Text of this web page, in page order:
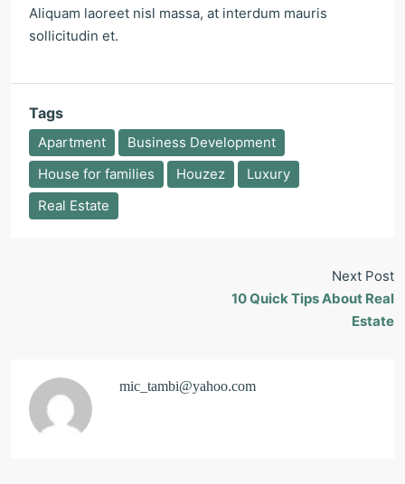
Aliquam laoreet nisl massa, at interdum mauris
sollicitudin et.
Tags
Apartment
Business Development
House for families
Houzez
Luxury
Real Estate
Next Post
10 Quick Tips About Real
Estate
mic_tambi@yahoo.com